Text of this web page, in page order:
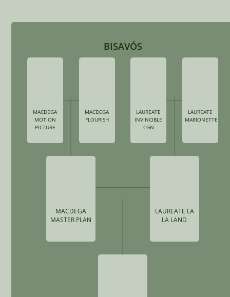
MACDEGA
MASTER PLAN
LAUREATE LA
LA LAND
BISAVÓS
MACDEGA
MOTION
PICTURE
MACDEGA
FLOURISH
LAUREATE
INVINCIBLE
CGN
LAUREATE
MARIONETTE